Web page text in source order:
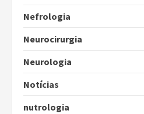
Nefrologia
Neurocirurgia
Neurologia
Notícias
nutrologia